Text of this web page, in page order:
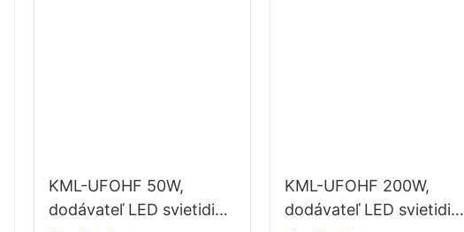
KML-UFOHF 50W,
dodávateľ LED svietidiel
KML-UFOHF 200W,
dodávateľ LED svietidiel